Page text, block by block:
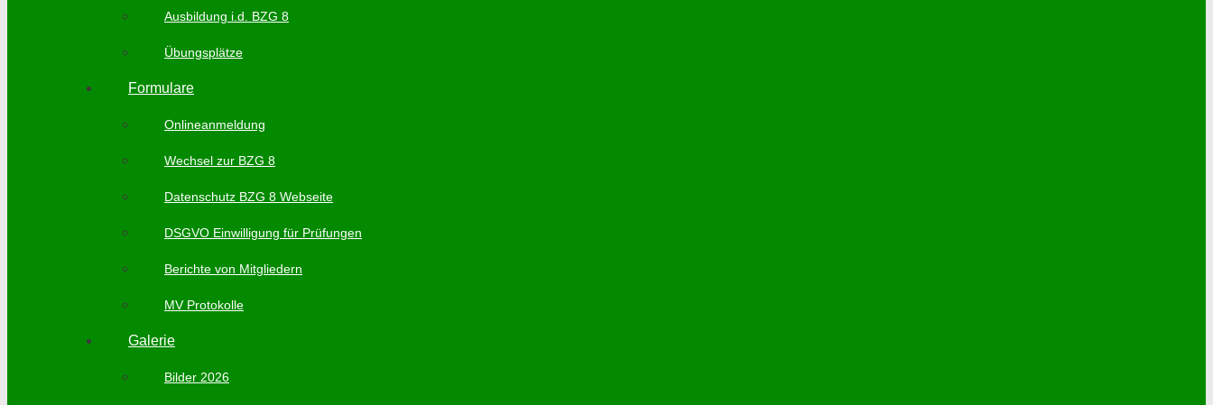
Ausbildung i.d. BZG 8
Übungsplätze
Formulare
Onlineanmeldung
Wechsel zur BZG 8
Datenschutz BZG 8 Webseite
DSGVO Einwilligung für Prüfungen
Berichte von Mitgliedern
MV Protokolle
Galerie
Bilder 2026